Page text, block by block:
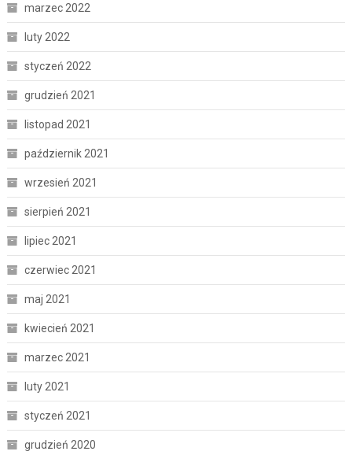
marzec 2022
luty 2022
styczeń 2022
grudzień 2021
listopad 2021
październik 2021
wrzesień 2021
sierpień 2021
lipiec 2021
czerwiec 2021
maj 2021
kwiecień 2021
marzec 2021
luty 2021
styczeń 2021
grudzień 2020